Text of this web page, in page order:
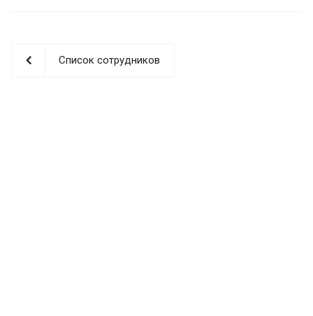
Список сотрудников